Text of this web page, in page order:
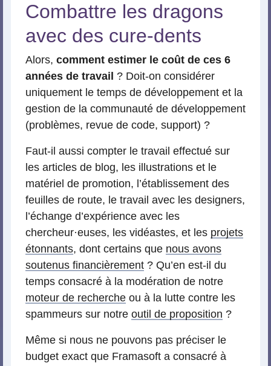
Combattre les dragons
avec des cure-dents
Alors, comment estimer le coût de ces 6
années de travail ? Doit-on considérer
uniquement le temps de développement et la
gestion de la communauté de développement
(problèmes, revue de code, support) ?
Faut-il aussi compter le travail effectué sur
les articles de blog, les illustrations et le
matériel de promotion, l’établissement des
feuilles de route, le travail avec les designers,
l’échange d’expérience avec les
chercheur·euses, les vidéastes, et les projets
étonnants, dont certains que nous avons
soutenus financièrement ? Qu’en est-il du
temps consacré à la modération de notre
moteur de recherche ou à la lutte contre les
spammeurs sur notre outil de proposition ?
Même si nous ne pouvons pas préciser le
budget exact que Framasoft a consacré à